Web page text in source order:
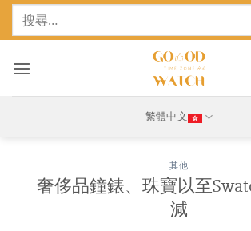
Skip
鍵
繁體中文
其他
奢侈品鐘錶、珠寶以至
減